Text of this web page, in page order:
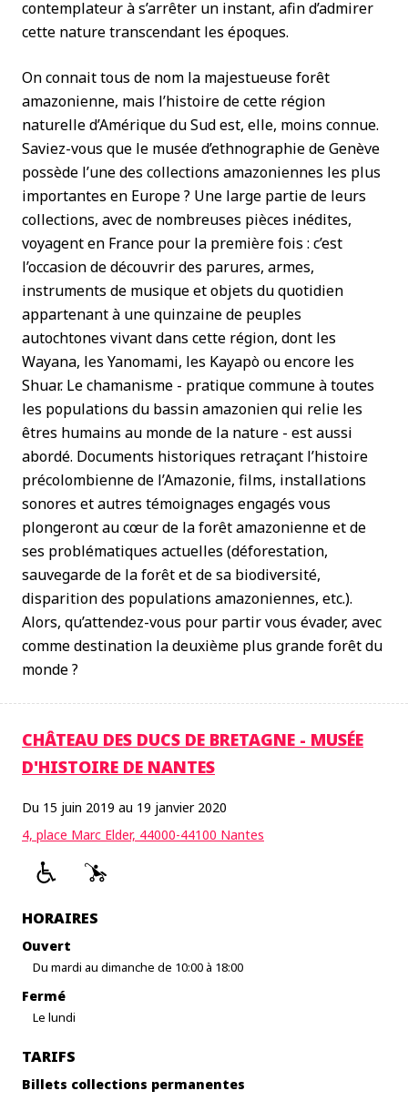
contemplateur à s’arrêter un instant, afin d’admirer
cette nature transcendant les époques.
On connait tous de nom la majestueuse forêt
amazonienne, mais l’histoire de cette région
naturelle d’Amérique du Sud est, elle, moins connue.
Saviez-vous que le musée d’ethnographie de Genève
possède l’une des collections amazoniennes les plus
importantes en Europe ? Une large partie de leurs
collections, avec de nombreuses pièces inédites,
voyagent en France pour la première fois : c’est
l’occasion de découvrir des parures, armes,
instruments de musique et objets du quotidien
appartenant à une quinzaine de peuples
autochtones vivant dans cette région, dont les
Wayana, les Yanomami, les Kayapò ou encore les
Shuar. Le chamanisme - pratique commune à toutes
les populations du bassin amazonien qui relie les
êtres humains au monde de la nature - est aussi
abordé. Documents historiques retraçant l’histoire
précolombienne de l’Amazonie, films, installations
sonores et autres témoignages engagés vous
plongeront au cœur de la forêt amazonienne et de
ses problématiques actuelles (déforestation,
sauvegarde de la forêt et de sa biodiversité,
disparition des populations amazoniennes, etc.).
Alors, qu’attendez-vous pour partir vous évader, avec
comme destination la deuxième plus grande forêt du
monde ?
CHÂTEAU DES DUCS DE BRETAGNE - MUSÉE
D'HISTOIRE DE NANTES
Du 15 juin 2019 au 19 janvier 2020
4, place Marc Elder, 44000-44100 Nantes
HORAIRES
Ouvert
Du mardi au dimanche de 10:00 à 18:00
Fermé
Le lundi
TARIFS
Billets collections permanentes